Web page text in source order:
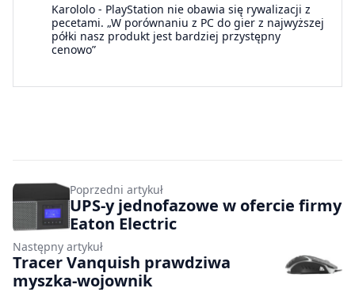
Karololo - PlayStation nie obawia się rywalizacji z
pecetami. „W porównaniu z PC do gier z najwyższej
półki nasz produkt jest bardziej przystępny
cenowo”
Poprzedni artykuł
UPS-y jednofazowe w ofercie firmy
Eaton Electric
Następny artykuł
Tracer Vanquish prawdziwa
myszka-wojownik